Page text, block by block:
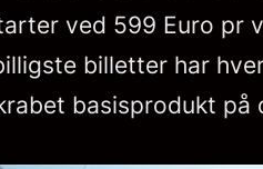
ved 599 Euro
billetter har
basisprodukt